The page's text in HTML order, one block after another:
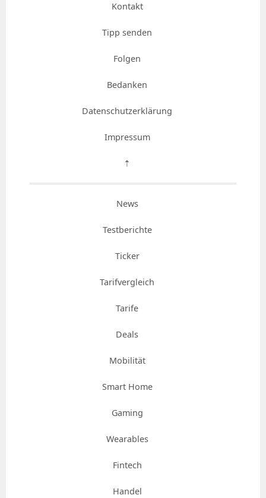
Kontakt
Tipp senden
Folgen
Bedanken
Datenschutzerklärung
Impressum
⇡
News
Testberichte
Ticker
Tarifvergleich
Tarife
Deals
Mobilität
Smart Home
Gaming
Wearables
Fintech
Handel